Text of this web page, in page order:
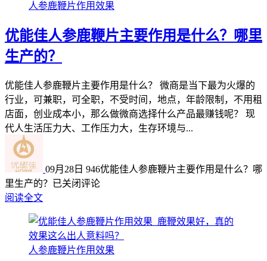
人参鹿鞭片作用效果
优能佳人参鹿鞭片主要作用是什么？哪里
生产的？
优能佳人参鹿鞭片主要作用是什么？ 微商是当下最为火爆的
行业，可兼职，可全职，不受时间，地点，年龄限制，不用租
店面，创业成本小，那么做微商选择什么产品最赚钱呢？ 现
代人生活压力大、工作压力大，生存环境与...
09月28日 946优能佳人参鹿鞭片主要作用是什么？哪
里生产的？ 已关闭评论
阅读全文
人参鹿鞭片作用效果